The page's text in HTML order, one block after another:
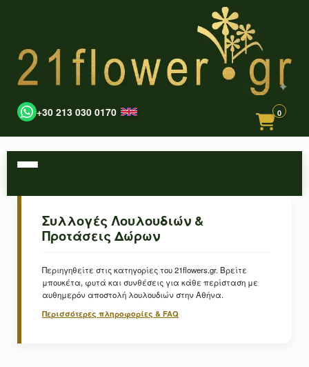
+30 213 030 0170 0
Συλλογές Λουλουδιών &
Προτάσεις Δώρων
Περιηγηθείτε στις κατηγορίες του 21flowers.gr. Βρείτε
μπουκέτα, φυτά και συνθέσεις για κάθε περίσταση με
αυθημερόν αποστολή λουλουδιών στην Αθήνα.
Περισσότερες πληροφορίες & FAQ